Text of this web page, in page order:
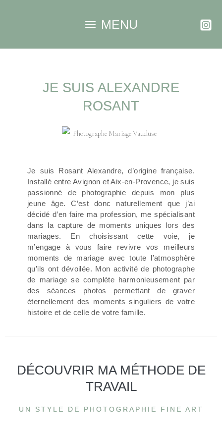
MENU
JE SUIS ALEXANDRE
ROSANT
Je suis Rosant Alexandre, d’origine française.
Installé entre Avignon et Aix-en-Provence, je suis
passionné de photographie depuis mon plus
jeune âge. C’est donc naturellement que j’ai
décidé d’en faire ma profession, me spécialisant
dans la capture de moments uniques lors des
mariages. En choisissant cette voie, je
m’engage à vous faire revivre vos meilleurs
moments de mariage avec toute l’atmosphère
qu’ils ont dévoilée. Mon activité de photographe
de mariage se complète harmonieusement par
des séances photos permettant de graver
éternellement des moments singuliers de votre
histoire et de celle de votre famille.
DÉCOUVRIR MA MÉTHODE DE
TRAVAIL
UN STYLE DE PHOTOGRAPHIE FINE ART